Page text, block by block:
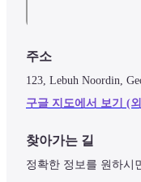
주소
123, Lebuh Noordin,
구글 지도에서 보기 (
찾아가는 길
정확한 정보를 원하시